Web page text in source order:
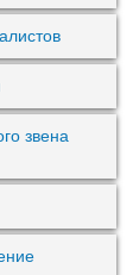
звена